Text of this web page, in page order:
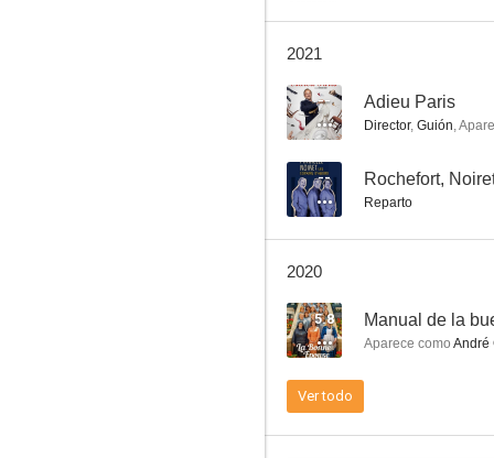
5.3
2021
-- Adieu Paris
Director, Guión,
-- Rochefort,
Reparto
2020
5.8 Manual de la
Aparece como André
Ver todo